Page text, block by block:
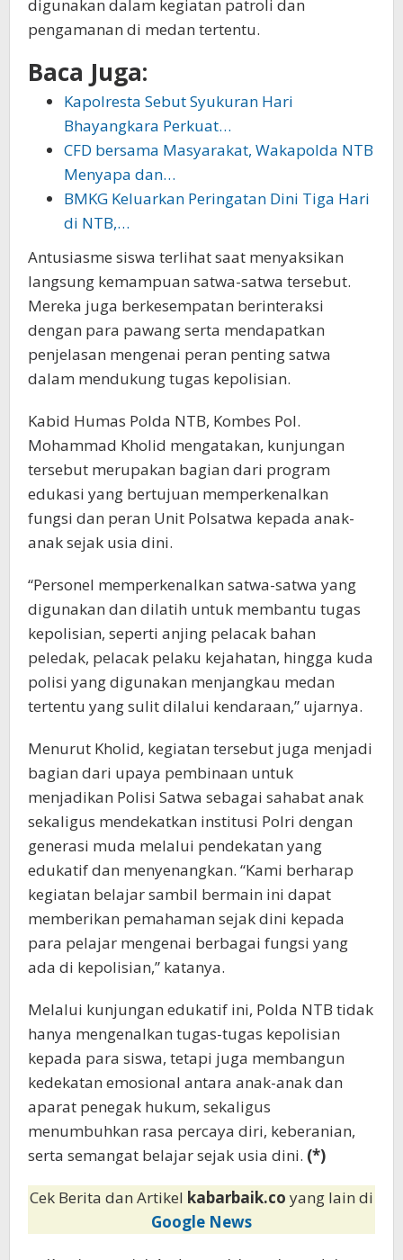
digunakan dalam kegiatan patroli dan
pengamanan di medan tertentu.
Baca Juga:
Kapolresta Sebut Syukuran Hari
Bhayangkara Perkuat…
CFD bersama Masyarakat, Wakapolda NTB
Menyapa dan…
BMKG Keluarkan Peringatan Dini Tiga Hari
di NTB,…
Antusiasme siswa terlihat saat menyaksikan
langsung kemampuan satwa-satwa tersebut.
Mereka juga berkesempatan berinteraksi
dengan para pawang serta mendapatkan
penjelasan mengenai peran penting satwa
dalam mendukung tugas kepolisian.
Kabid Humas Polda NTB, Kombes Pol.
Mohammad Kholid mengatakan, kunjungan
tersebut merupakan bagian dari program
edukasi yang bertujuan memperkenalkan
fungsi dan peran Unit Polsatwa kepada anak-
anak sejak usia dini.
“Personel memperkenalkan satwa-satwa yang
digunakan dan dilatih untuk membantu tugas
kepolisian, seperti anjing pelacak bahan
peledak, pelacak pelaku kejahatan, hingga kuda
polisi yang digunakan menjangkau medan
tertentu yang sulit dilalui kendaraan,” ujarnya.
Menurut Kholid, kegiatan tersebut juga menjadi
bagian dari upaya pembinaan untuk
menjadikan Polisi Satwa sebagai sahabat anak
sekaligus mendekatkan institusi Polri dengan
generasi muda melalui pendekatan yang
edukatif dan menyenangkan. “Kami berharap
kegiatan belajar sambil bermain ini dapat
memberikan pemahaman sejak dini kepada
para pelajar mengenai berbagai fungsi yang
ada di kepolisian,” katanya.
Melalui kunjungan edukatif ini, Polda NTB tidak
hanya mengenalkan tugas-tugas kepolisian
kepada para siswa, tetapi juga membangun
kedekatan emosional antara anak-anak dan
aparat penegak hukum, sekaligus
menumbuhkan rasa percaya diri, keberanian,
serta semangat belajar sejak usia dini. (*)
Cek Berita dan Artikel kabarbaik.co yang lain di
Google News